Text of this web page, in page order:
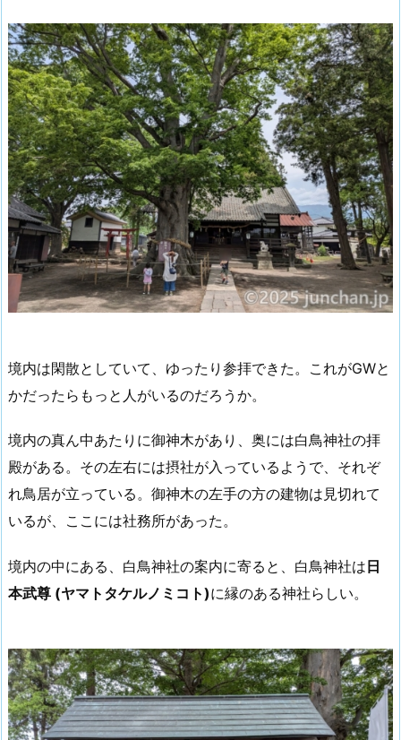
境内は閑散としていて、ゆったり参拝できた。これがGWと
かだったらもっと人がいるのだろうか。
境内の真ん中あたりに御神木があり、奥には白鳥神社の拝
殿がある。その左右には摂社が入っているようで、それぞ
れ鳥居が立っている。御神木の左手の方の建物は見切れて
いるが、ここには社務所があった。
境内の中にある、白鳥神社の案内に寄ると、白鳥神社は 日
本武尊 (ヤマトタケルノミコト)に縁のある神社らしい。